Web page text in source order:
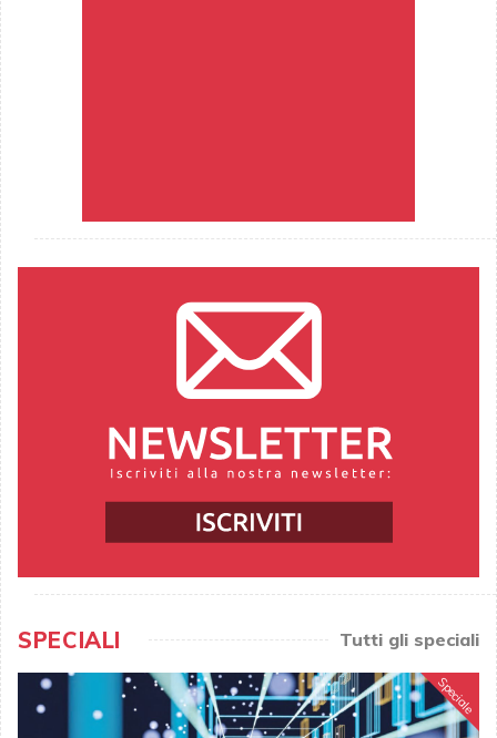
SPECIALI Tutti gli speciali
Speciale